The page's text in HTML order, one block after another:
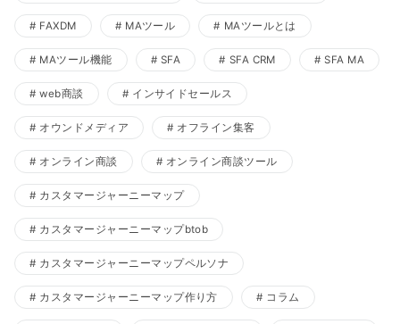
FAXDM MAツール MAツールとは
MAツール機能 SFA SFA CRM SFA MA
web商談 インサイドセールス
オウンドメディア オフライン集客
オンライン商談 オンライン商談ツール
カスタマージャーニーマップ
カスタマージャーニーマップbtob
カスタマージャーニーマップペルソナ
カスタマージャーニーマップ作り方 コラム